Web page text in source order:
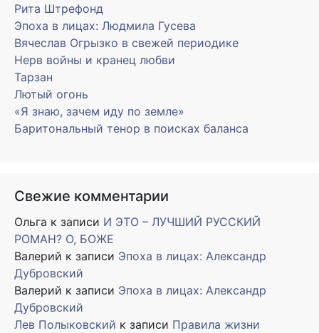
Рита Штрефонд
Эпоха в лицах: Людмила Гусева
Вячеслав Огрызко в свежей периодике
Нерв войны и кранец любви
Тарзан
Лютый огонь
«Я знаю, зачем иду по земле»
Баритональный тенор в поисках баланса
Свежие комментарии
Ольга к записи И ЭТО – ЛУЧШИЙ РУССКИЙ
РОМАН? О, БОЖЕ
Валерий к записи Эпоха в лицах: Александр
Дубровский
Валерий к записи Эпоха в лицах: Александр
Дубровский
Лев Полыковский к записи Правила жизни